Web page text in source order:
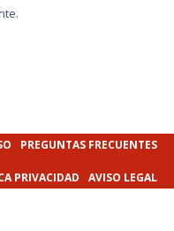
PREGUNTAS FRECUENTES
PRIVACIDAD AVISO LEGAL